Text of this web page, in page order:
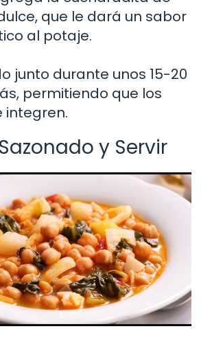
que le dará un sabor
al potaje.
junto durante unos 15-20
permitiendo que los
integren.
y Servir